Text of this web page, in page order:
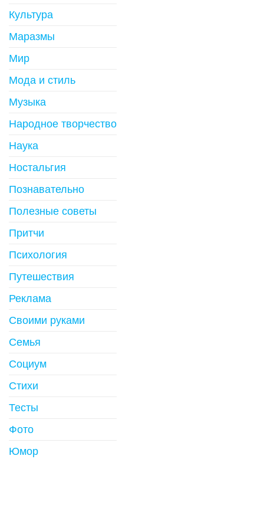
Культура
Маразмы
Мир
Мода и стиль
Музыка
Народное творчество
Наука
Ностальгия
Познавательно
Полезные советы
Притчи
Психология
Путешествия
Реклама
Своими руками
Семья
Социум
Стихи
Тесты
Фото
Юмор